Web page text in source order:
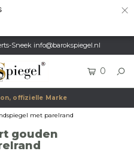
×
Sneek info@barokspiegel.nl
0
offizielle Marke
met parelrand
gouden